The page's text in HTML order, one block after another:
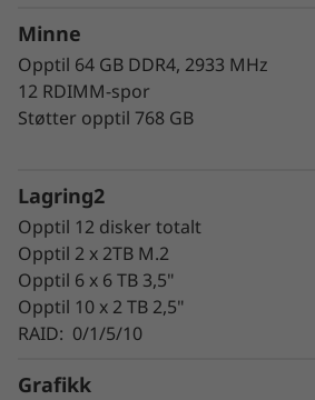
Systemytelsen kan enkelt
optimaliseres. Last ganske
appene Lenovo Performance
Minne
Opptil 64 GB DDR4, 2933 MHz
12 RDIMM-spor
Støtter opptil 768 GB
Lagring2
Opptil 12 disker totalt
Opptil 2 x 2TB M.2
Opptil 6 x 6 TB 3,5"
Opptil 10 x 2 TB 2,5"
RAID: 0/1/5/10
Grafikk